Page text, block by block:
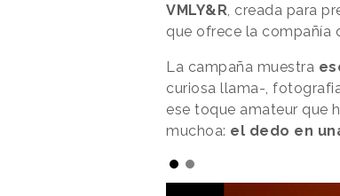
VMLY&R , creada para
que ofrece la compañía
La campaña muestra
curiosa llama-,
ese toque amateur que
muchoa: el dedo en